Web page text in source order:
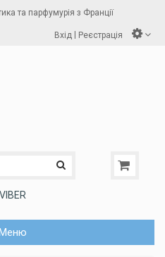
та парфумурія з Франції
Вхід Реєстрація
Меню